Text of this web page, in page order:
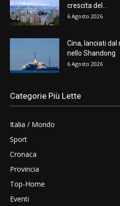
crescita del...
6 Agosto 2026
Cina, lanciati
nello Shandong
6 Agosto 2026
Categorie Più Lette
Italia / Mondo
Sport
Cronaca
Provincia
Top-Home
Eventi